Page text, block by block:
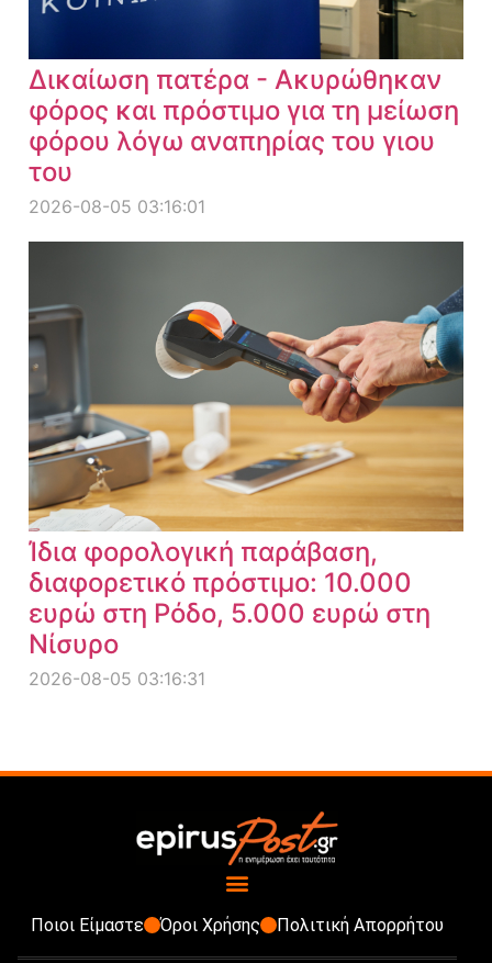
Δικαίωση πατέρα - Ακυρώθηκαν
φόρος και πρόστιμο για τη μείωση
φόρου λόγω αναπηρίας του γιου
του
2026-08-05 03:16:01
Ίδια φορολογική παράβαση,
διαφορετικό πρόστιμο: 10.000
ευρώ στη Ρόδο, 5.000 ευρώ στη
Νίσυρο
2026-08-05 03:16:31
Ποιοι Είμαστε Όροι Χρήσης Πολιτική Απορρήτου